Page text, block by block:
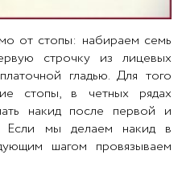
от стопы: набираем семь
строчку из лицевых
гладью. Для того
стопы, в четных рядах
накид после первой и
Если мы делаем накид в
шагом провязываем